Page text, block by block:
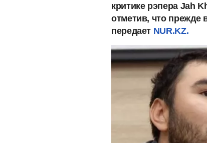
критике рэпера Jah
отметив, что прежде
передает NUR.KZ.